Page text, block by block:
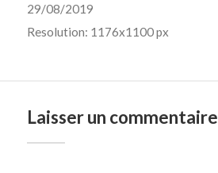
29/08/2019
Resolution: 1176x1100 px
Laisser un commentaire